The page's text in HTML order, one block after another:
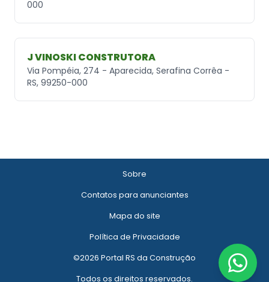
000
J VINOSKI CONSTRUTORA
Via Pompéia, 274 - Aparecida, Serafina Corrêa -
RS, 99250-000
Sobre
Contatos para anunciantes
Mapa do site
Política de Privacidade
©2026 Portal RS da Construção
Todos os direitos reservados.